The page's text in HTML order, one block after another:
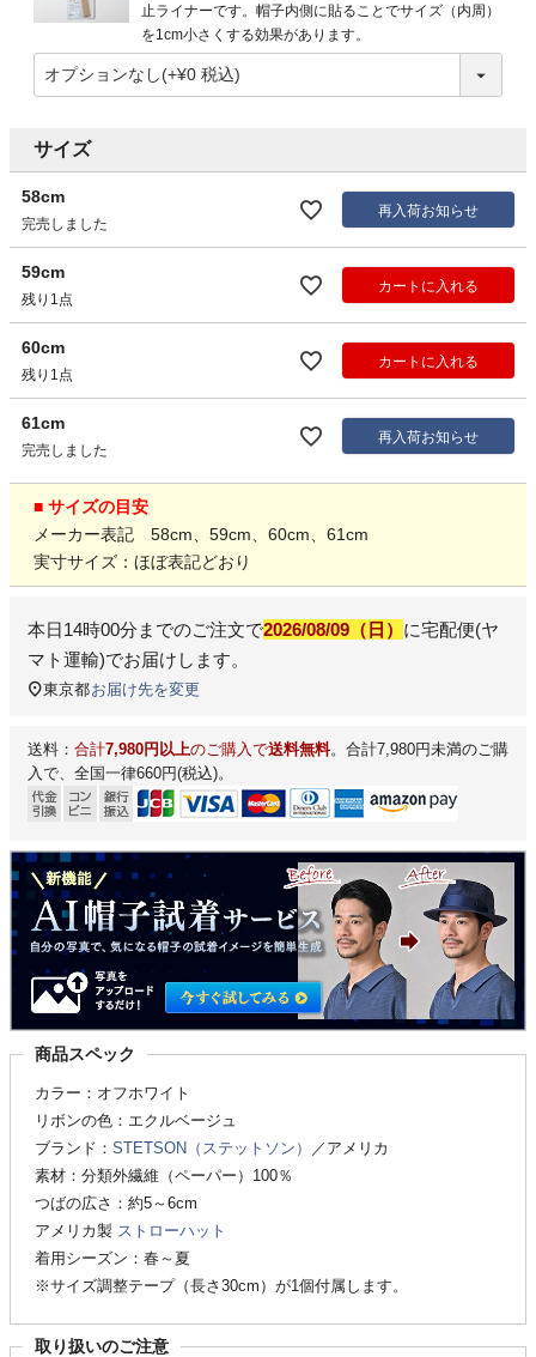
止ライナーです。帽子内側に貼ることでサイズ（内周）
を1cm小さくする効果があります。
サイズ
58cm
完売しました
再入荷お知らせ
59cm
残り1点
カートに入れる
60cm
残り1点
カートに入れる
61cm
完売しました
再入荷お知らせ
■ サイズの目安
メーカー表記 58cm、59cm、60cm、61cm
実寸サイズ：ほぼ表記どおり
本日14時00分 までのご注文で2026/08/09（日） に宅配便(ヤ
マト運輸)でお届けします。
東京都お届け先を変更
送料： 合計7,980円以上のご購入で送料無料。合計7,980円未満のご購
入で、全国一律660円(税込)。
商品スペック
カラー：オフホワイト
リボンの色：エクルベージュ
ブランド： STETSON（ステットソン）
／アメリカ
素材：分類外繊維（ペーパー）100％
つばの広さ：約5～6cm
アメリカ製 ストローハット
着用シーズン：春～夏
※サイズ調整テープ（長さ30cm）が1個付属します。
取り扱いのご注意